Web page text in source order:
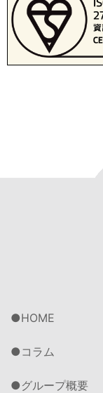
HOME
コラム
グループ概要